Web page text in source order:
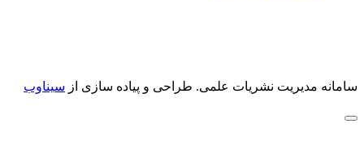
سامانه مدیریت نشریات علمی. طراحی و پیاده سازی از سیناوب